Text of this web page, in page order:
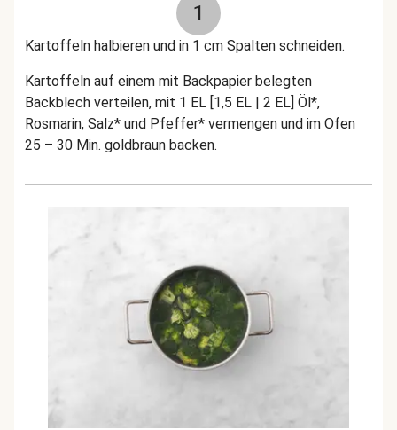
1
Kartoffeln halbieren und in 1 cm Spalten schneiden.
Kartoffeln auf einem mit Backpapier belegten
Backblech verteilen, mit 1 EL [1,5 EL | 2 EL] Öl*,
Rosmarin, Salz* und Pfeffer* vermengen und im Ofen
25 – 30 Min. goldbraun backen.